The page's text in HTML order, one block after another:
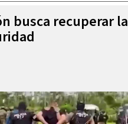
busca recuperar la